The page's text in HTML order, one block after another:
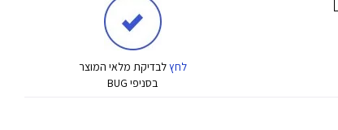
לחץלבדיקת מלאי המוצר
בסניפי BUG